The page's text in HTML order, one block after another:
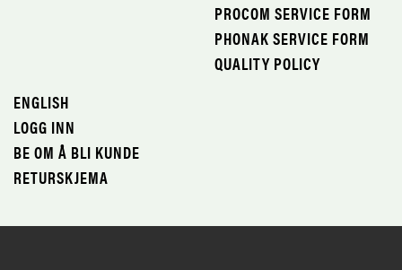
PROCOM SERVICE FORM
PHONAK SERVICE FORM
QUALITY POLICY
ENGLISH
LOGG INN
BE OM Å BLI KUNDE
RETURSKJEMA